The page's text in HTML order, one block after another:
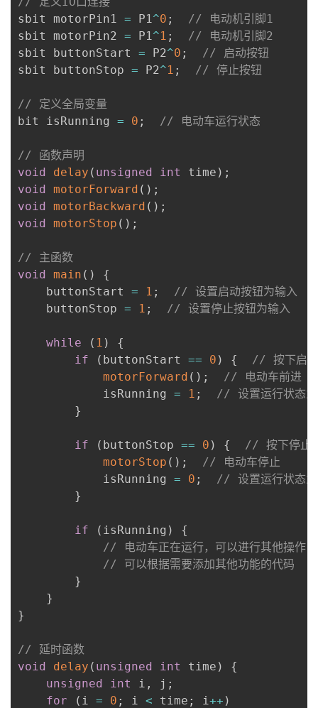
sbit motorPin1 = P1^0 ;
// 电动机引脚1
sbit motorPin2 = P1^1 ;
// 电动机引脚2
sbit buttonStart = P2^0 ;
// 启动按钮
sbit buttonStop = P2^1 ;
// 停止按钮
// 定义全局变量
bit isRunning = 0 ;
// 电动车运行状态
// 函数声明
void
delay ( unsigned int time ) ;
void
motorForward ( ) ;
void
motorBackward ( ) ;
void
motorStop ( ) ;
// 主函数
void
main ( )
{
    buttonStart
= 1 ;
// 设置启动按钮为输入
    buttonStop
= 1 ;
// 设置停止按钮为输入
while
( 1 )
{
if
( buttonStart == 0 ) {
// 按下启
motorForward ( ) ;
// 电动车前进
            isRunning
= 1 ;
// 设置运行状态
}
if
( buttonStop == 0 ) {
// 按下停止
motorStop ( ) ;
// 电动车停止
            isRunning
= 0 ;
// 设置运行状态
}
if
( isRunning )
{
// 电动车正在运行，可以进行其他操作
// 可以根据需要添加其他功能的代码
}
}
}
// 延时函数
void
delay ( unsigned int time )
{
unsigned
int i , j ;
for
( i = 0 ; i < time ; i++ )